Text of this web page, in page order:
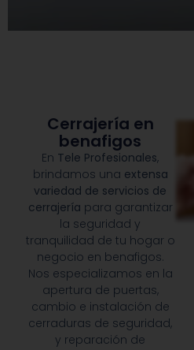
Cerrajería en
benafigos
En Tele Profesionales,
brindamos una extensa
variedad de servicios de
cerrajería para garantizar
la seguridad y
tranquilidad de tu hogar o
negocio en benafigos.
Nos especializamos en la
apertura de puertas,
cambio e instalación de
cerraduras de seguridad,
y reparación de